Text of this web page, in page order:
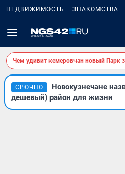
НЕДВИЖИМОСТЬ ЗНАКОМСТВА
Чем удивит кемеровчан новый Парк
СРОЧНО
Новокузнечане
дешевый) район для жизни